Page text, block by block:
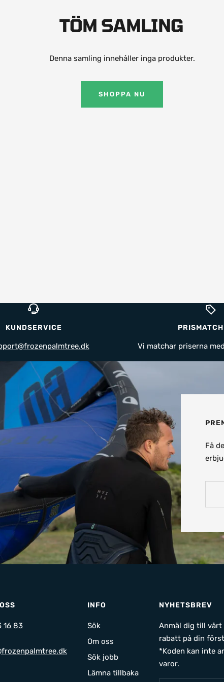
TÖM SAMLING
Denna samling innehåller inga produkter.
SHOPPA NU
KUNDSERVICE
Vi matchar priserna
Få
16 83
INFO
Sök
Om oss
Sök jobb
Lämna tillbaka
NYHETSBREV
Anmäl dig till vårt
rabatt på din
*Koden kan inte
varor.